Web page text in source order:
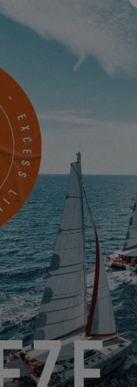
und
Wege informiert
Friendly Captcha
die Übertragung der in
ausgewählten Händler,
setzen kann. Durch
bestätigen Sie Ihr
dieser Daten.